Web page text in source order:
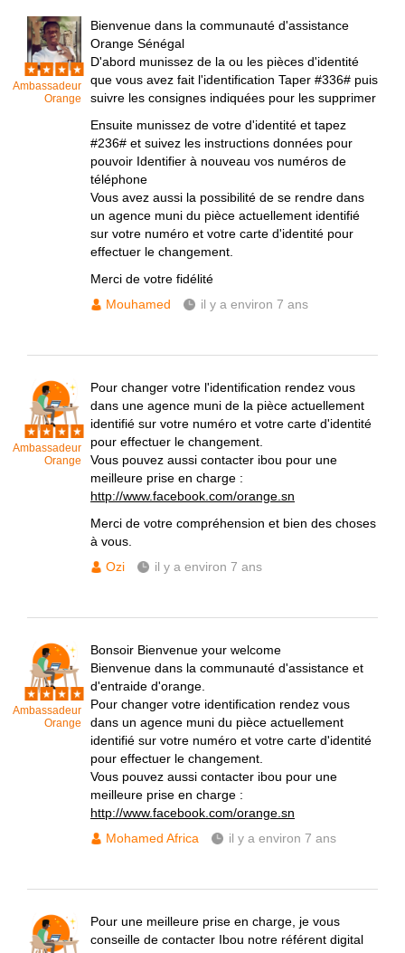
Ambassadeur
Orange
Bienvenue dans la communauté d'assistance
Orange Sénégal
D'abord munissez de la ou les pièces d'identité
que vous avez fait l'identification Taper #336# puis
suivre les consignes indiquées pour les supprimer
Ensuite munissez de votre d'identité et tapez
#236# et suivez les instructions données pour
pouvoir Identifier à nouveau vos numéros de
téléphone
Vous avez aussi la possibilité de se rendre dans
un agence muni du pièce actuellement identifié
sur votre numéro et votre carte d'identité pour
effectuer le changement.
Merci de votre fidélité
Mouhamed
il y a environ 7 ans
Ambassadeur
Orange
Pour changer votre l'identification rendez vous
dans une agence muni de la pièce actuellement
identifié sur votre numéro et votre carte d'identité
pour effectuer le changement.
Vous pouvez aussi contacter ibou pour une
meilleure prise en charge :
http://www.facebook.com/orange.sn
Merci de votre compréhension et bien des choses
à vous.
Ozi
il y a environ 7 ans
Ambassadeur
Orange
Bonsoir Bienvenue your welcome
Bienvenue dans la communauté d'assistance et
d'entraide d'orange.
Pour changer votre identification rendez vous
dans un agence muni du pièce actuellement
identifié sur votre numéro et votre carte d'identité
pour effectuer le changement.
Vous pouvez aussi contacter ibou pour une
meilleure prise en charge :
http://www.facebook.com/orange.sn
Mohamed Africa
il y a environ 7 ans
Pour une meilleure prise en charge, je vous
conseille de contacter Ibou notre référent digital